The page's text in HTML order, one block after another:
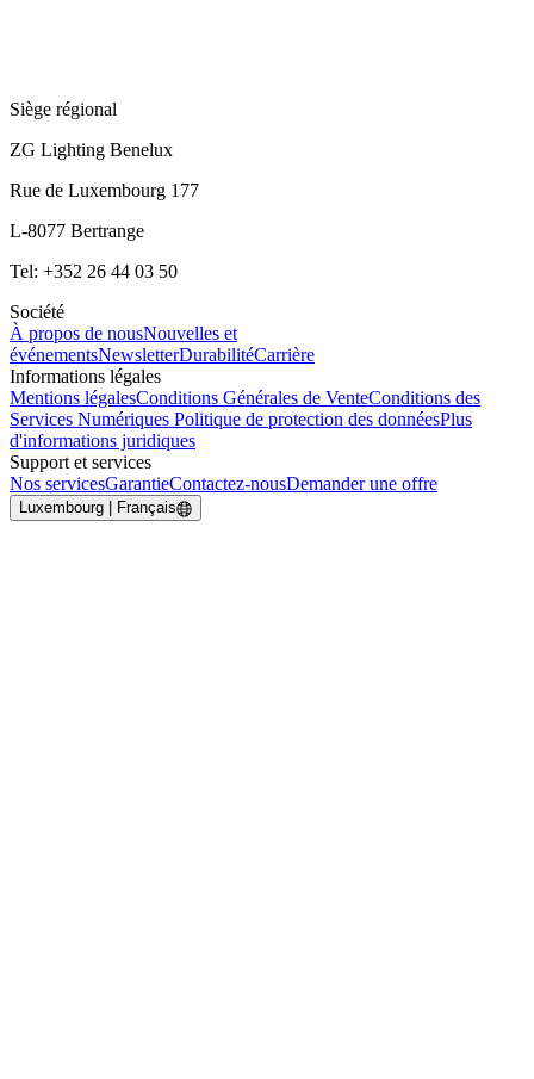
Siège régional
ZG Lighting Benelux
Rue de Luxembourg 177
L-8077 Bertrange
Tel: +352 26 44 03 50
Société
À propos de nousNouvelles et
événementsNewsletterDurabilitéCarrière
Informations légales
Mentions légalesConditions Générales de VenteConditions des
Services Numériques Politique de protection des donnéesPlus
d'informations juridiques
Support et services
Nos servicesGarantieContactez-nousDemander une offre
Luxembourg | Français